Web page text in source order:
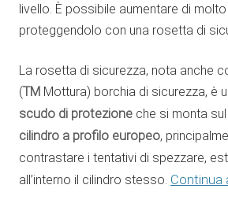
livello. È possibile aumentare di
proteggendolo con una rosetta di
La rosetta di sicurezza, nota anche
(TM Mottura) borchia di sicurezza, è
scudo di protezione che si monta
cilindro a profilo europeo,
contrastare i tentativi di spezzare,
all’interno il cilindro stesso. Continua